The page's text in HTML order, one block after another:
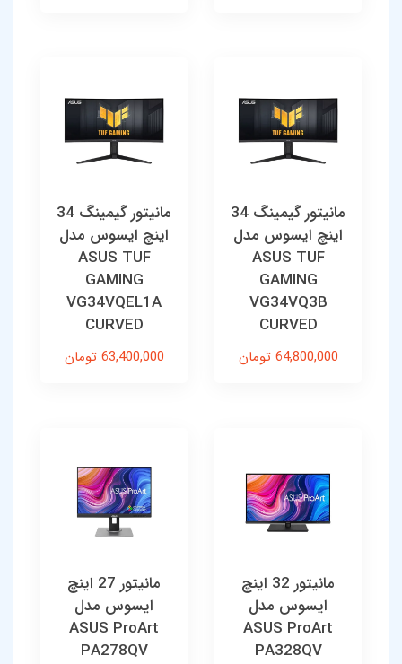
مانیتور گیمینگ 34
اینچ ایسوس مدل
ASUS TUF
GAMING
VG34VQ3B
CURVED
64,800,000 تومان
مانیتور گیمینگ 34
اینچ ایسوس مدل
ASUS TUF
GAMING
VG34VQEL1A
CURVED
63,400,000 تومان
مانیتور 32 اینچ
ایسوس مدل
ASUS ProArt
PA328QV
مانیتور 27 اینچ
ایسوس مدل
ASUS ProArt
PA278QV